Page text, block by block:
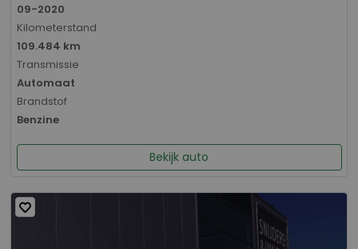
09-2020
Kilometerstand
109.484 km
Transmissie
Automaat
Brandstof
Benzine
Bekijk auto